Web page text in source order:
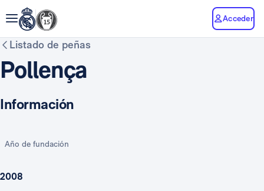
Acceder
Listado de peñas
Pollença
Información
Año de fundación
2008